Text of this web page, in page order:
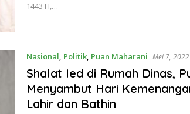
1443 H,…
Nasional, Politik, Puan Maharani Mei 7, 2022
Shalat Ied di Rumah Dinas,
Menyambut Hari
Lahir dan Bathin